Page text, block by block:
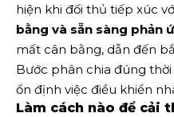
hiện khi đối thủ tiếp xúc
bằng và sẵn sàng phản
mất cân bằng, dẫn đến
Bước phân chia đúng
ổn định việc điều khiển
Làm cách nào để cải